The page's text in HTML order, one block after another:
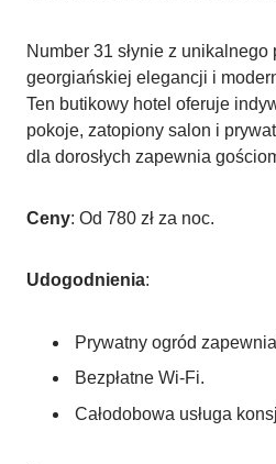
Number 31 słynie z unikalnego
georgiańskiej elegancji i
Ten butikowy hotel oferuje
pokoje, zatopiony salon i
dla dorosłych zapewnia
Ceny: Od 780 zł za noc.
Udogodnienia:
Prywatny ogród
Bezpłatne Wi-Fi.
Całodobowa usługa